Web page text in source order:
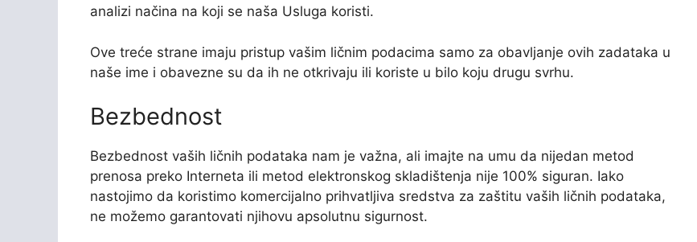
analizi načina na koji se naša Usluga koristi.
Ove treće strane imaju pristup vašim ličnim podacima samo za obavljanje ovih zadataka u
naše ime i obavezne su da ih ne otkrivaju ili koriste u bilo koju drugu svrhu.
Bezbednost
Bezbednost vaših ličnih podataka nam je važna, ali imajte na umu da nijedan metod
prenosa preko Interneta ili metod elektronskog skladištenja nije 100% siguran. Iako
nastojimo da koristimo komercijalno prihvatljiva sredstva za zaštitu vaših ličnih podataka,
ne možemo garantovati njihovu apsolutnu sigurnost.